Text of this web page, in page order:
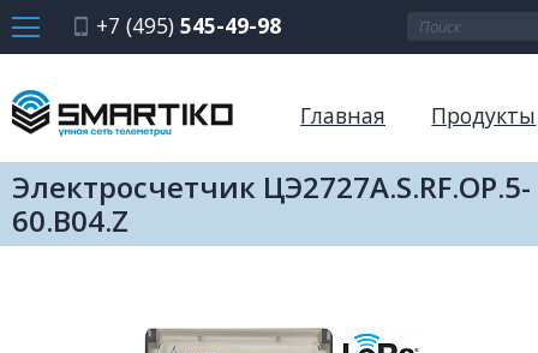
+7 (495) 545-49-98
Главная Продукты
Электросчетчик ЦЭ2727А.S.RF.ОР.5-
60.В04.Z